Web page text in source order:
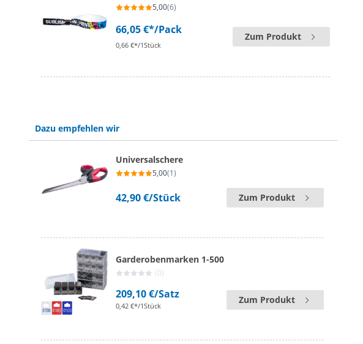
5,00(6)
66,05 €*/Pack
0,66 €*/1Stück
Zum Produkt
Dazu empfehlen wir
Universalschere
5,00(1)
42,90 €/Stück Zum Produkt
Garderobenmarken 1-500
(0)
209,10 €/Satz
0,42 €*/1Stück
Zum Produkt